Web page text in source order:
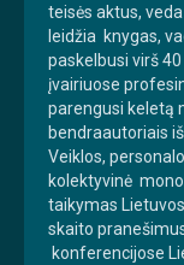
teisės aktus,
leidžia knygas,
paskelbusi virš
įvairiuose
parengusi keletą
bendraautoriais
Veiklos,
kolektyvinė
taikymas
skaito
konferencijose